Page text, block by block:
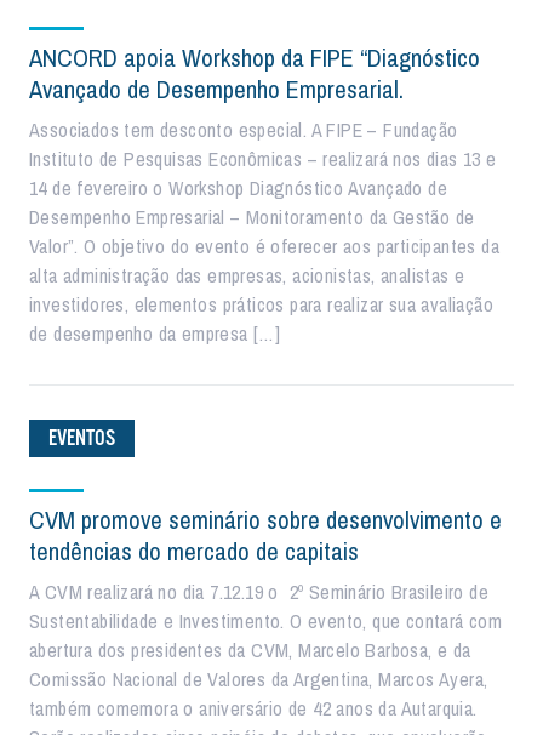
ANCORD apoia Workshop da FIPE “Diagnóstico
Avançado de Desempenho Empresarial.
Associados tem desconto especial. A FIPE – Fundação
Instituto de Pesquisas Econômicas – realizará nos dias 13 e
14 de fevereiro o Workshop Diagnóstico Avançado de
Desempenho Empresarial – Monitoramento da Gestão de
Valor”. O objetivo do evento é oferecer aos participantes da
alta administração das empresas, acionistas, analistas e
investidores, elementos práticos para realizar sua avaliação
de desempenho da empresa […]
EVENTOS
CVM promove seminário sobre desenvolvimento e
tendências do mercado de capitais
A CVM realizará no dia 7.12.19 o 2º Seminário Brasileiro de
Sustentabilidade e Investimento. O evento, que contará com
abertura dos presidentes da CVM, Marcelo Barbosa, e da
Comissão Nacional de Valores da Argentina, Marcos Ayera,
também comemora o aniversário de 42 anos da Autarquia.